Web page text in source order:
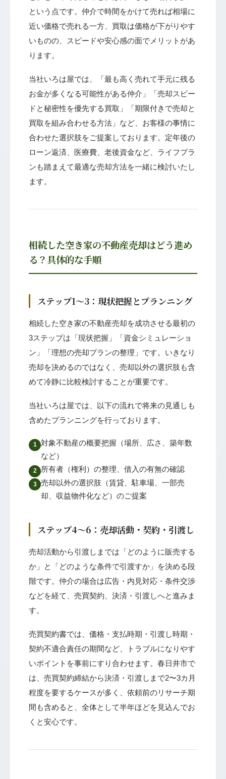
という点です。仲介で時間をかけて売れば相場に
近い価格で売れる一方、買取は価格が下がりやす
いものの、スピードや安心感の面でメリットがあ
ります。
当社いろは屋では、「最も高く売れて手元に残る
お金が多くなる可能性がある仲介」「売却スピー
ドと秘密性を優先する買取」「期限付きで売却と
買取を組み合わせる方法」など、お客様の事情に
合わせた選択肢をご提案しております。定年後の
ローン返済、医療費、老後資金など、ライフプラ
ンも踏まえて最適な売却方法を一緒に検討いたし
ます。
相続した空き家の不動産売却はどう進め
る？具体的な手順
ステップ1〜3：現状把握とプランニング
相続した空き家の不動産売却を成功させる最初の
3ステップは「現状把握」「資金シミュレーショ
ン」「理想の売却プランの整理」です。いきなり
売却を決めるのではなく、売却以外の選択肢も含
めて冷静に比較検討することが重要です。
当社いろは屋では、以下の流れで将来の見通しも
含めたプランニングを行っております。
1
対象不動産の概要把握（場所、広さ、築年数
など）
2 所有者（権利）の整理、借入の有無の確認
3
売却以外の選択肢（賃貸、駐車場、一部売
却、収益物件化など）のご提案
ステップ4〜6：売却活動・契約・引渡し
売却活動から引渡しまでは「どのように販売する
か」と「どのような条件で引渡すか」を決める段
階です。仲介の場合は広告・内見対応・条件交渉
などを経て、売買契約、決済・引渡しへと進みま
す。
売買契約書では、価格・支払時期・引渡し時期・
契約不適合責任の期間など、トラブルになりやす
いポイントを事前にすり合わせます。春日井市で
は、売買契約締結から決済・引渡しまで2〜3カ月
程度を要するケースが多く、依頼前のリサーチ期
間も含めると、全体として半年ほどを見込んでお
くと安心です。